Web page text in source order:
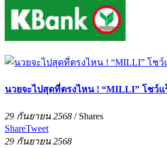
นวยจะไปสุดที่ตรงไหน ! “MILLI” โชว์แ
29 กันยายน 2568 / Shares
ShareTweet
29 กันยายน 2568